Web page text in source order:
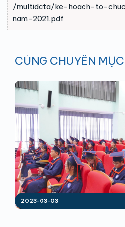
/multidata/ke-hoach-to-
nam-2021.pdf
CÙNG CHUYÊN MỤC
2023-03-03